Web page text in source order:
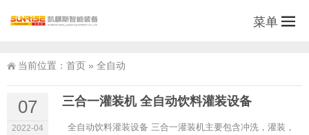
菜单
当前位置： 首页 » 全自动
07
2022-04
三合一灌装机 全自动饮料灌装设备
全自动饮料灌装设备 三合一灌装机主要包含冲洗，灌装，